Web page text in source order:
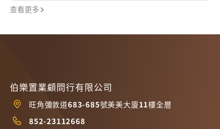
查看更多
伯樂置業顧問行有限公司
旺角彌敦道683-685號美美大廈11樓全層
852-23112668